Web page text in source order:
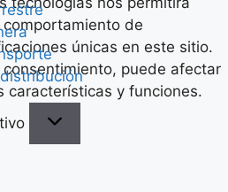
de
únicas en este sitio.
puede afectar
características y funciones.